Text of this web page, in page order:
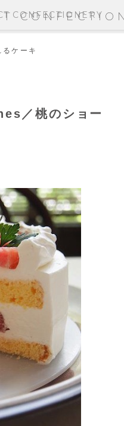
ケーキ
／桃のショー
CONFECTIONERY